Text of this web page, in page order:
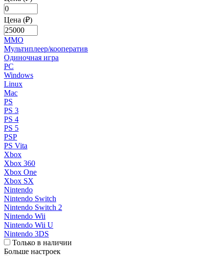
Цена (₽)
MMO
Мультиплеер/кооператив
Одиночная игра
PC
Windows
Linux
Mac
PS
PS 3
PS 4
PS 5
PSP
PS Vita
Xbox
Xbox 360
Xbox One
Xbox SX
Nintendo
Nintendo Switch
Nintendo Switch 2
Nintendo Wii
Nintendo Wii U
Nintendo 3DS
Только в наличии
Больше настроек